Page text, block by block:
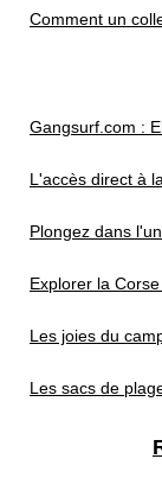
Comment un
Gangsurf.com :
L'accès direct à
Plongez dans
Explorer la
Les joies du
Les sacs de